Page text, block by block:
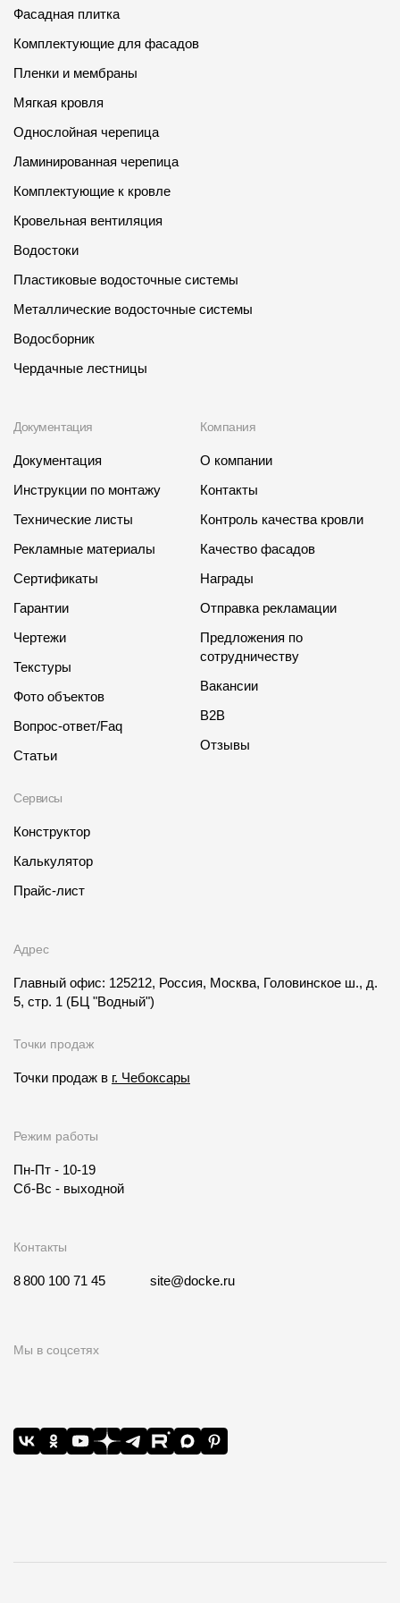
Контроль качества кровли
Качество фасадов
Награды
Отправка рекламации
B2B
Отзывы
Чувашская Республика
8 800 100 71 45
125212, Россия, Москва, Головинское ш., д. 5, стр. 1
Сб-Вс - выходной
Фасадная плитка
Комплектующие для фасадов
Пленки и мембраны
Мягкая кровля
Однослойная черепица
Ламинированная черепица
Комплектующие к кровле
Кровельная вентиляция
Водостоки
Пластиковые водосточные системы
Металлические водосточные системы
Водосборник
Чердачные лестницы
Документация
Документация
Инструкции по монтажу
Технические листы
Рекламные материалы
Сертификаты
Гарантии
Чертежи
Текстуры
Фото объектов
Вопрос-ответ/Faq
Статьи
Сервисы
Конструктор
Калькулятор
Прайс-лист
Компания
О компании
Контакты
Контроль качества кровли
Качество фасадов
Награды
Отправка рекламации
Предложения по
сотрудничеству
Вакансии
B2B
Отзывы
Адрес
Главный офис: 125212, Россия, Москва, Головинское ш., д.
5, стр. 1 (БЦ "Водный")
Точки продаж
Точки продаж в г. Чебоксары
Режим работы
Пн-Пт - 10-19
Сб-Вс - выходной
Контакты
8 800 100 71 45 site@docke.ru
Мы в соцсетях